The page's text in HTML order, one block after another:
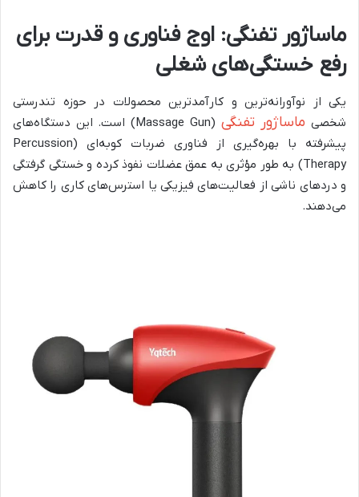
ماساژور تفنگی: اوج فناوری و قدرت برای
رفع خستگی‌های شغلی
یکی از نوآورانه‌ترین و کارآمدترین محصولات در حوزه تندرستی
شخصی ماساژور تفنگی (
Massage Gun) است. این دستگاه‌های
پیشرفته با بهره‌گیری از فناوری ضربات کوبه‌ای (Percussion
Therapy) به طور مؤثری به عمق عضلات نفوذ کرده و خستگی گرفتگی
و دردهای ناشی از فعالیت‌های فیزیکی یا استرس‌های کاری را کاهش
می‌دهند.